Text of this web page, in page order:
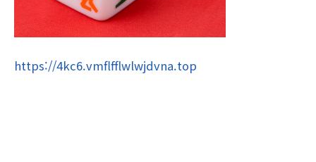
https://4kc6.vmflfflwlwjdvna.top